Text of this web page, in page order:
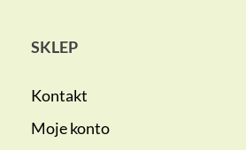
SKLEP
Kontakt
Moje konto